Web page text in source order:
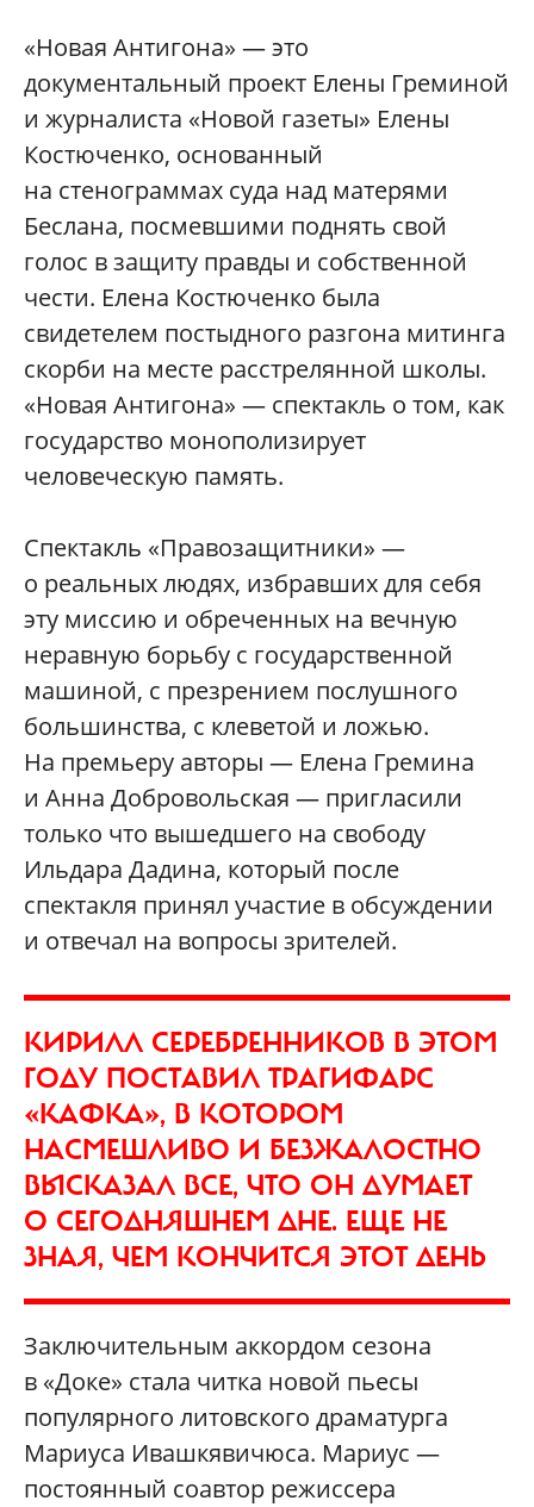
«Новая Антигона» — это
документальный проект Елены Греминой
и журналиста «Новой газеты» Елены
Костюченко, основанный
на стенограммах суда над матерями
Беслана, посмевшими поднять свой
голос в защиту правды и собственной
чести. Елена Костюченко была
свидетелем постыдного разгона митинга
скорби на месте расстрелянной школы.
«Новая Антигона» — спектакль о том, как
государство монополизирует
человеческую память.
Спектакль «Правозащитники» —
о реальных людях, избравших для себя
эту миссию и обреченных на вечную
неравную борьбу с государственной
машиной, с презрением послушного
большинства, с клеветой и ложью.
На премьеру авторы — Елена Гремина
и Анна Добровольская — пригласили
только что вышедшего на свободу
Ильдара Дадина, который после
спектакля принял участие в обсуждении
и отвечал на вопросы зрителей.
КИРИЛЛ СЕРЕБРЕННИКОВ В ЭТОМ
ГОДУ ПОСТАВИЛ ТРАГИФАРС
«КАФКА», В КОТОРОМ
НАСМЕШЛИВО И БЕЗЖАЛОСТНО
ВЫСКАЗАЛ ВСЕ, ЧТО ОН ДУМАЕТ
О СЕГОДНЯШНЕМ ДНЕ. ЕЩЕ НЕ
ЗНАЯ, ЧЕМ КОНЧИТСЯ ЭТОТ ДЕНЬ
Заключительным аккордом сезона
в «Доке» стала читка новой пьесы
популярного литовского драматурга
Мариуса Ивашкявичюса. Мариус —
постоянный соавтор режиссера